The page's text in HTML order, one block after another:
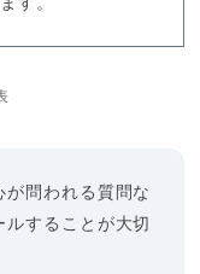
す。
問われる質問な
することが大切